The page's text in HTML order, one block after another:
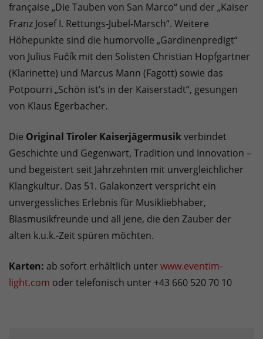
française „Die Tauben von San Marco“ und der „Kaiser
Franz Josef I. Rettungs-Jubel-Marsch“. Weitere
Höhepunkte sind die humorvolle „Gardinenpredigt“
von Julius Fučík mit den Solisten Christian Hopfgartner
(Klarinette) und Marcus Mann (Fagott) sowie das
Potpourri „Schön ist’s in der Kaiserstadt“, gesungen
von Klaus Egerbacher.
Die Original Tiroler Kaiserjägermusikverbindet
Geschichte und Gegenwart, Tradition und Innovation –
und begeistert seit Jahrzehnten mit unvergleichlicher
Klangkultur. Das 51. Galakonzert verspricht ein
unvergessliches Erlebnis für Musikliebhaber,
Blasmusikfreunde und all jene, die den Zauber der
alten k.u.k.-Zeit spüren möchten.
Karten: ab sofort erhältlich unter www.eventim-
light.com oder telefonisch unter +43 660 520 70 10